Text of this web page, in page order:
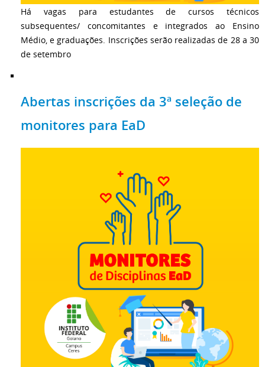
Há vagas para estudantes de cursos técnicos
subsequentes/ concomitantes e integrados ao Ensino
Médio, e graduações. Inscrições serão realizadas de 28 a 30
de setembro
Abertas inscrições da 3ª seleção de
monitores para EaD